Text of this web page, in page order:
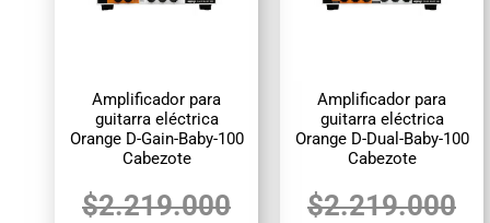
Amplificador para
guitarra eléctrica
Orange D-Gain-Baby-100
Cabezote
$2.219.000
Amplificador para
guitarra eléctrica
Orange D-Dual-Baby-100
Cabezote
$2.219.000